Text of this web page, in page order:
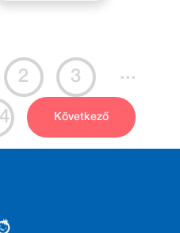
2 3 ...
Következő